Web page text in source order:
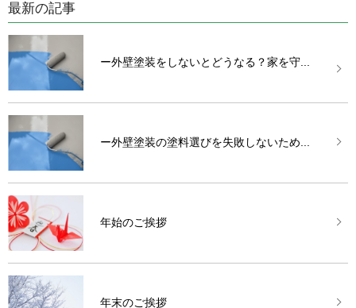
最新の記事
ー外壁塗装をしないとどうなる？家を守...
ー外壁塗装の塗料選びを失敗しないため...
年始のご挨拶
年末のご挨拶